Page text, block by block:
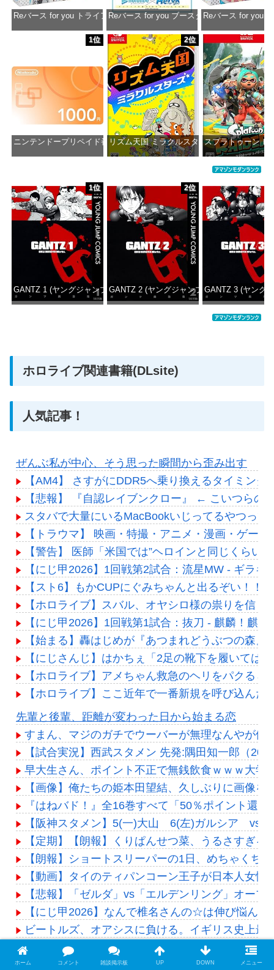
Reバース for you トライアルデッキ ホロライブプロダクション ver.ホロ
価格：¥1,650
Reバース for you ブースターパック ホロライ
価格：¥2,980
Reバース for you
価格：
1位
ニンテンドープリペイド番号 1000円|オンラインコード版
2位
リズム天国 ミラクルスターズ -Switch
スプラトゥーン レ
1位
GANTZ 1 (ヤングジャンプコミックスDIGITAL)
2位
GANTZ 2 (ヤングジャンプコミックス
GANTZ 3 (ヤング
ホロライブ関連書籍(DLsite)
人気記事！
ぜんぶ私が中心、そう思った瞬間から歪み出す
【AM4】 さすがにDDR5へ乗り換えるタイミング
【悲報】 『自認レイブンクロー』 ← こいつらの
スタバで大量にいるMacBookいじってるやつって
【トラウマ】 映画・特撮・アニメ・漫画・ゲー
【警告】 医師「米国では”ヘロインと同じくらい
【にじ甲2026】1回戦第2試合：流星MW - ギラ
【スト6】もかCUPにぐみちゃんと出るぞい！
【ホロライブ】スバル、オヤシロ様の祟りを信じ
【にじ甲2026】1回戦第1試合：抜刀 - 麒麟！麒
【始まる】轟はじめが『あつまれどうぶつの森』
【にじさんじ】はかちぇ「2足の靴下を履いては
【ホロライブ】アメちゃん救急のヘリをパクる→
【ホロライブ】ここ近年で一番新規を呼び込んだ
Powered by livedoor 相互RSS
先輩と後輩、距離が変わった日から始まる恋
すまん、マジのガチでウーバーが無理なんやが他
【試合実況】西武スタメン 先発:隅田知一郎（
早大生さん、ポイント不正で無銭飲食ｗｗｗ大学
【画像】俺たちの姫本田望結、久しぶりに画像
『はねバド！』全16巻すべて「50％ポイント還
【阪神スタメン】5(一)大山 6(左)ガルシア vs
【定期】【朗報】くりぱんせつ菜、うるさすぎ
【朗報】ショートスリーパーの1日、めちゃく
【動画】タイのティパンコーン王子が日本人女性
【悲報】「ゼルダ」vs「エルデンリング」オー
【にじ甲2026】なんで椎名さんの☆は伸び悩んだ
ビートルズ、オアシスに負ける。イギリス史上
Powered by livedoor 相互RSS
ホーム コメント 雑談掲示板 UP DOWN メニュー